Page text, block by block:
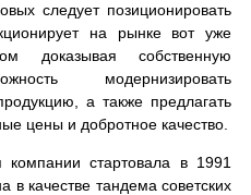
следует позиционировать
на рынке вот уже
собственную
модернизировать
а также предлагать
цены и добротное качество.
компании стартовала в 1991
в качестве тандема советских